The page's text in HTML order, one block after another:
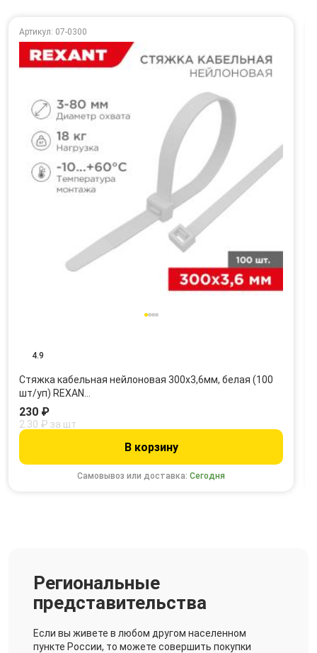
Артикул: 07-0300
4.9
Стяжка кабельная нейлоновая 300x3,6мм, белая (100
шт/уп) REXAN…
Самовывоз или доставка:Сегодня
230 ₽
2.30 ₽ за шт
В корзину
Региональные
представительства
Если вы живете в любом другом населенном
пункте России, то можете совершить покупки